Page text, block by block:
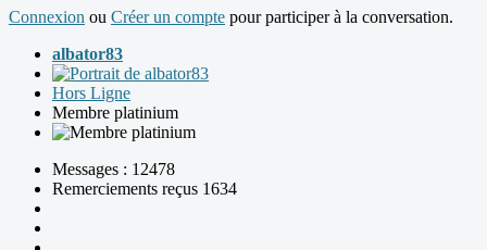
Connexion ou Créer un compte pour participer à la conversation.
albator83
Hors Ligne
Membre platinium
Messages : 12478
Remerciements reçus 1634